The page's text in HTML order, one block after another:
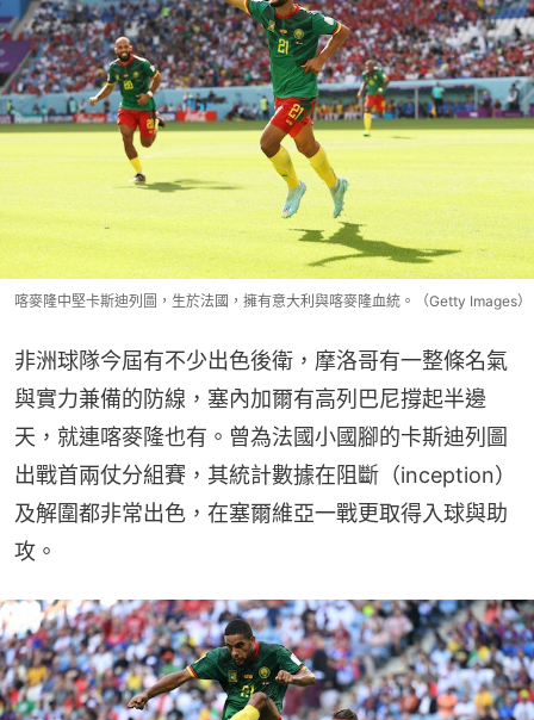
喀麥隆中堅卡斯迪列圖，生於法國，擁有意大利與喀麥隆血統。（Getty Images）
非洲球隊今屆有不少出色後衛，摩洛哥有一整條名氣
與實力兼備的防線，塞內加爾有高列巴尼撐起半邊
天，就連喀麥隆也有。曾為法國小國腳的卡斯迪列圖
出戰首兩仗分組賽，其統計數據在阻斷（inception）
及解圍都非常出色，在塞爾維亞一戰更取得入球與助
攻。